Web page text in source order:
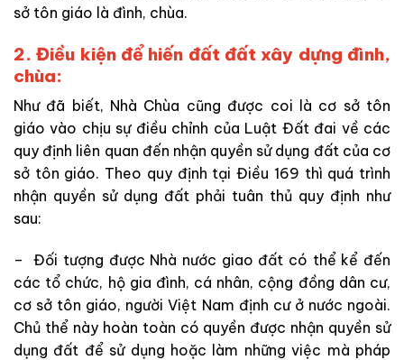
sở tôn giáo là đình, chùa.
2. Điều kiện để hiến đất đất xây dựng đình,
chùa:
Như đã biết, Nhà Chùa cũng được coi là cơ sở tôn
giáo vào chịu sự điều chỉnh của Luật Đất đai về các
quy định liên quan đến nhận quyền sử dụng đất của cơ
sở tôn giáo. Theo quy định tại Điều 169 thì quá trình
nhận quyền sử dụng đất phải tuân thủ quy định như
sau:
– Đối tượng được Nhà nước giao đất có thể kể đến
các tổ chức, hộ gia đình, cá nhân, cộng đồng dân cư,
cơ sở tôn giáo, người Việt Nam định cư ở nước ngoài.
Chủ thể này hoàn toàn có quyền được nhận quyền sử
dụng đất để sử dụng hoặc làm những việc mà pháp